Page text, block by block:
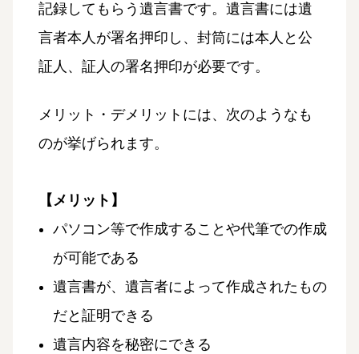
記録してもらう遺言書です。遺言書には遺
言者本人が署名押印し、封筒には本人と公
証人、証人の署名押印が必要です。
メリット・デメリットには、次のようなも
のが挙げられます。
【メリット】
パソコン等で作成することや代筆での作成
が可能である
遺言書が、遺言者によって作成されたもの
だと証明できる
遺言内容を秘密にできる